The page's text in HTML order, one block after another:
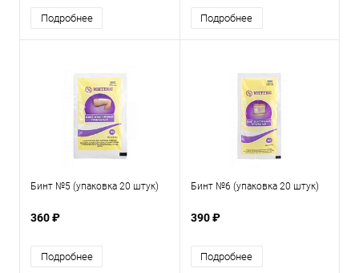
Подробнее Подробнее
Бинт №5 (упаковка 20 штук)
360 ₽
Подробнее
Бинт №6 (упаковка 20 штук)
390 ₽
Подробнее